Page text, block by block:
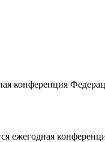
конференция
ежегодная